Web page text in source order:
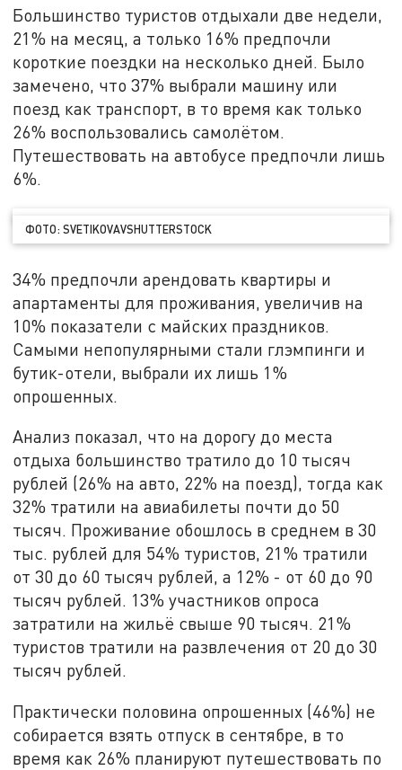
Большинство туристов отдыхали две недели,
21% на месяц, а только 16% предпочли
короткие поездки на несколько дней. Было
замечено, что 37% выбрали машину или
поезд как транспорт, в то время как только
26% воспользовались самолётом.
Путешествовать на автобусе предпочли лишь
6%.
ФОТО: SVETIKOVAVSHUTTERSTOCK
34% предпочли арендовать квартиры и
апартаменты для проживания, увеличив на
10% показатели с майских праздников.
Самыми непопулярными стали глэмпинги и
бутик-отели, выбрали их лишь 1%
опрошенных.
Анализ показал, что на дорогу до места
отдыха большинство тратило до 10 тысяч
рублей (26% на авто, 22% на поезд), тогда как
32% тратили на авиабилеты почти до 50
тысяч. Проживание обошлось в среднем в 30
тыс. рублей для 54% туристов, 21% тратили
от 30 до 60 тысяч рублей, а 12% - от 60 до 90
тысяч рублей. 13% участников опроса
затратили на жильё свыше 90 тысяч. 21%
туристов тратили на развлечения от 20 до 30
тысяч рублей.
Практически половина опрошенных (46%) не
собирается взять отпуск в сентябре, в то
время как 26% планируют путешествовать по